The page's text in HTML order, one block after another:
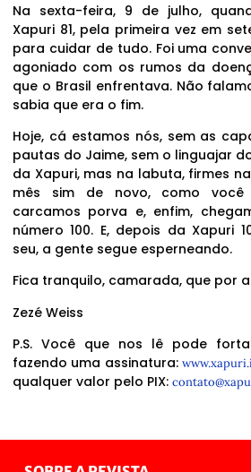
Na sexta-feira, 9 de julho,
Xapuri 81, pela primeira vez em
para cuidar de tudo. Foi uma
agoniado com os rumos da
que o Brasil enfrentava. Não
sabia que era o fim.
Hoje, cá estamos nós, sem as
pautas do Jaime, sem o linguajar
da Xapuri, mas na labuta, firmes
mês sim de novo, como você
carcamos porva e, enfim,
número 100. E, depois da Xapuri
seu, a gente segue esperneando.
Fica tranquilo, camarada, que por
Zezé Weiss
P.S. Você que nos lê pode
fazendo uma assinatura:
qualquer valor pelo PIX: